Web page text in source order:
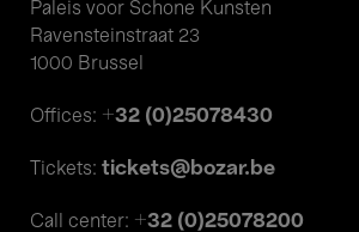
Paleis voor Schone Kunsten
Ravensteinstraat 23
1000 Brussel
Offices: +32 (0)25078430
Tickets: tickets@bozar.be
Call center: +32 (0)25078200